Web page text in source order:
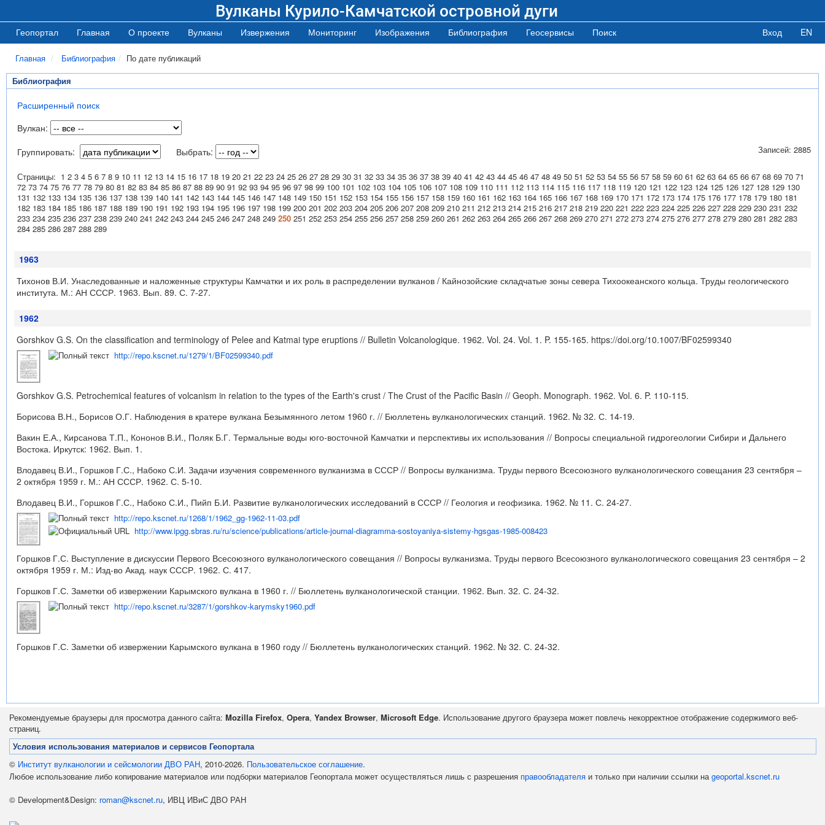
Вулканы Курило-Камчатской островной дуги
Геопортал Главная О проекте Вулканы Извержения Мониторинг Изображения Библиография Геосервисы Поиск Вход EN
Главная Библиография По дате публикаций
Библиография
Расширенный поиск
Вулкан:
Группировать:
Выбрать: Записей: 2885
Страницы: 1 2 3 4 5 6 7 8 9 10 11 12 13 14 15 16 17 18 19 20 21 22 23 24 25 26 27 28 29 30 31 32 33 34 35 36 37 38 39 40 41 42 43 44 45 46 47 48 49 50 51 52 53 54 55 56 57 58 59 60 61 62 63 64 65 66 67 68 69 70 71
72 73 74 75 76 77 78 79 80 81 82 83 84 85 86 87 88 89 90 91 92 93 94 95 96 97 98 99 100 101 102 103 104 105 106 107 108 109 110 111 112 113 114 115 116 117 118 119 120 121 122 123 124 125 126 127 128 129 130
131 132 133 134 135 136 137 138 139 140 141 142 143 144 145 146 147 148 149 150 151 152 153 154 155 156 157 158 159 160 161 162 163 164 165 166 167 168 169 170 171 172 173 174 175 176 177 178 179 180 181
182 183 184 185 186 187 188 189 190 191 192 193 194 195 196 197 198 199 200 201 202 203 204 205 206 207 208 209 210 211 212 213 214 215 216 217 218 219 220 221 222 223 224 225 226 227 228 229 230 231 232
233 234 235 236 237 238 239 240 241 242 243 244 245 246 247 248 249 250 251 252 253 254 255 256 257 258 259 260 261 262 263 264 265 266 267 268 269 270 271 272 273 274 275 276 277 278 279 280 281 282 283
284 285 286 287 288 289
1963
Тихонов В.И. Унаследованные и наложенные структуры Камчатки и их роль в распределении вулканов / Кайнозойские складчатые зоны севера Тихоокеанского кольца. Труды геологического
института. М.: АН СССР. 1963. Вып. 89. С. 7-27.
1962
Gorshkov G.S. On the classification and terminology of Pelee and Katmai type eruptions // Bulletin Volcanologique. 1962. Vol. 24. Vol. 1. P. 155-165. https://doi.org/10.1007/BF02599340
http://repo.kscnet.ru/1279/1/BF02599340.pdf
Gorshkov G.S. Petrochemical features of volcanism in relation to the types of the Earth's crust / The Crust of the Pacific Basin // Geoph. Monograph. 1962. Vol. 6. P. 110-115.
Борисова В.Н., Борисов О.Г. Наблюдения в кратере вулкана Безымянного летом 1960 г. // Бюллетень вулканологических станций. 1962. № 32. С. 14-19.
Вакин Е.А., Кирсанова Т.П., Кононов В.И., Поляк Б.Г. Термальные воды юго-восточной Камчатки и перспективы их использования // Вопросы специальной гидрогеологии Сибири и Дальнего
Востока. Иркутск: 1962. Вып. 1.
Влодавец В.И., Горшков Г.С., Набоко С.И. Задачи изучения современного вулканизма в СССР // Вопросы вулканизма. Труды первого Всесоюзного вулканологического совещания 23 сентября –
2 октября 1959 г. М.: АН СССР. 1962. С. 5-10.
Влодавец В.И., Горшков Г.С., Набоко С.И., Пийп Б.И. Развитие вулканологических исследований в СССР // Геология и геофизика. 1962. № 11. С. 24-27.
http://repo.kscnet.ru/1268/1/1962_gg-1962-11-03.pdf
http://www.ipgg.sbras.ru/ru/science/publications/article-journal-diagramma-sostoyaniya-sistemy-hgsgas-1985-008423
Горшков Г.С. Выступление в дискуссии Первого Всесоюзного вулканологического совещания // Вопросы вулканизма. Труды первого Всесоюзного вулканологического совещания 23 сентября – 2
октября 1959 г. М.: Изд-во Акад. наук СССР. 1962. С. 417.
Горшков Г.С. Заметки об извержении Карымского вулкана в 1960 г. // Бюллетень вулканологической станции. 1962. Вып. 32. С. 24-32.
http://repo.kscnet.ru/3287/1/gorshkov-karymsky1960.pdf
Горшков Г.С. Заметки об извержении Карымского вулкана в 1960 году // Бюллетень вулканологических станций. 1962. № 32. С. 24-32.
Рекомендуемые браузеры для просмотра данного сайта: Mozilla Firefox, Opera, Yandex Browser, Microsoft Edge. Использование другого браузера может повлечь некорректное отображение содержимого веб-
страниц.
Условия использования материалов и сервисов Геопортала
© Институт вулканологии и сейсмологии ДВО РАН, 2010-2026. Пользовательское соглашение.
Любое использование либо копирование материалов или подборки материалов Геопортала может осуществляться лишь с разрешения правообладателя и только при наличии ссылки наgeoportal.kscnet.ru
© Development&Design: roman@kscnet.ru, ИВЦ ИВиС ДВО РАН